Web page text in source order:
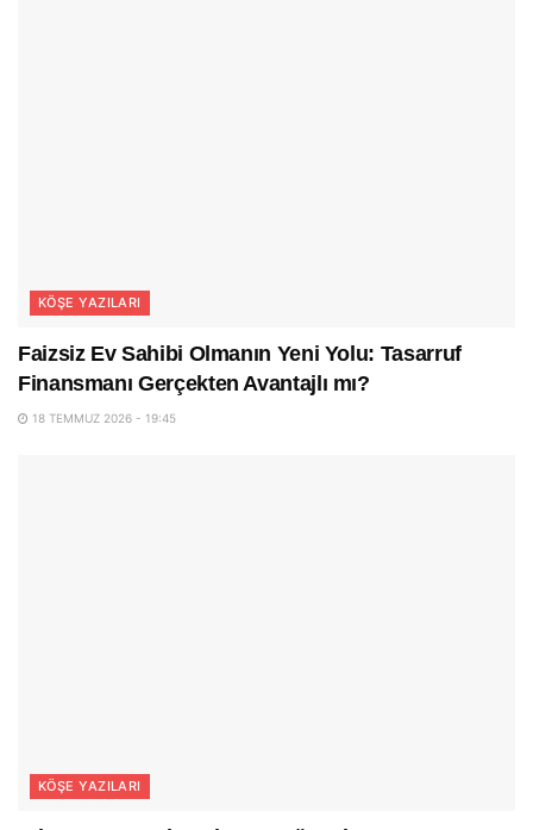
KÖŞE YAZILARI
Faizsiz Ev Sahibi Olmanın Yeni Yolu: Tasarruf
Finansmanı Gerçekten Avantajlı mı?
18 TEMMUZ 2026 - 19:45
KÖŞE YAZILARI